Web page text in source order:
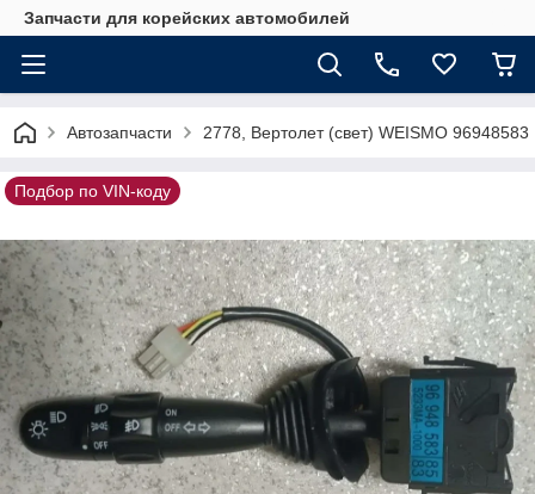
Запчасти для корейских автомобилей
Автозапчасти 2778, Вертолет (свет) WEISMO 96948583
Подбор по VIN-коду